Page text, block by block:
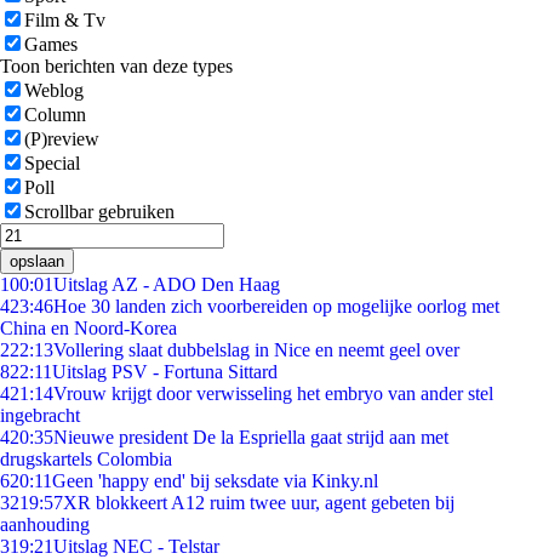
Film & Tv
Games
Toon berichten van deze types
Weblog
Column
(P)review
Special
Poll
Scrollbar gebruiken
opslaan
100:01Uitslag AZ - ADO Den Haag
423:46Hoe 30 landen zich voorbereiden op mogelijke oorlog met
China en Noord-Korea
222:13Vollering slaat dubbelslag in Nice en neemt geel over
822:11Uitslag PSV - Fortuna Sittard
421:14Vrouw krijgt door verwisseling het embryo van ander stel
ingebracht
420:35Nieuwe president De la Espriella gaat strijd aan met
drugskartels Colombia
620:11Geen 'happy end' bij seksdate via Kinky.nl
3219:57XR blokkeert A12 ruim twee uur, agent gebeten bij
aanhouding
319:21Uitslag NEC - Telstar